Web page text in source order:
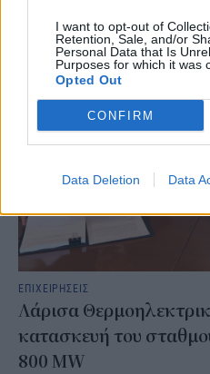
I want to opt-out of
Retention, Sale, and/or
Personal Data that Is
Purposes for which it was
Opted Out
CONFIRM
Data Deletion Data
NEWSROOM/05 Αυγ 2026
ΕΠΙΧΕΙΡΗΣΕΙΣ
Λάρισα
κατασκευή του
800 MW